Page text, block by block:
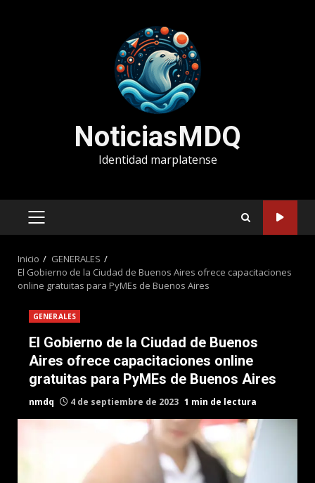
NoticiasMDQ
Identidad marplatense
MENÚ
Inicio
GENERALES
El Gobierno de la Ciudad de Buenos Aires ofrece capacitaciones
online gratuitas para PyMEs de Buenos Aires
GENERALES
El Gobierno de la Ciudad de Buenos
Aires ofrece capacitaciones online
gratuitas para PyMEs de Buenos Aires
nmdq 4 de septiembre de 2023 1 min de lectura